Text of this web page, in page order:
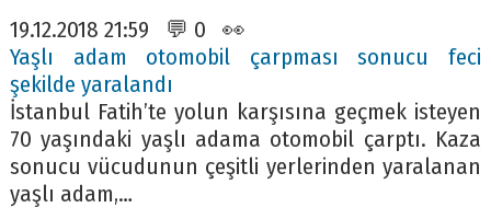
19.12.2018 21:59 💬 0 👀
Yaşlı adam otomobil çarpması sonucu feci
şekilde yaralandı
İstanbul Fatih’te yolun karşısına geçmek isteyen
70 yaşındaki yaşlı adama otomobil çarptı. Kaza
sonucu vücudunun çeşitli yerlerinden yaralanan
yaşlı adam,…